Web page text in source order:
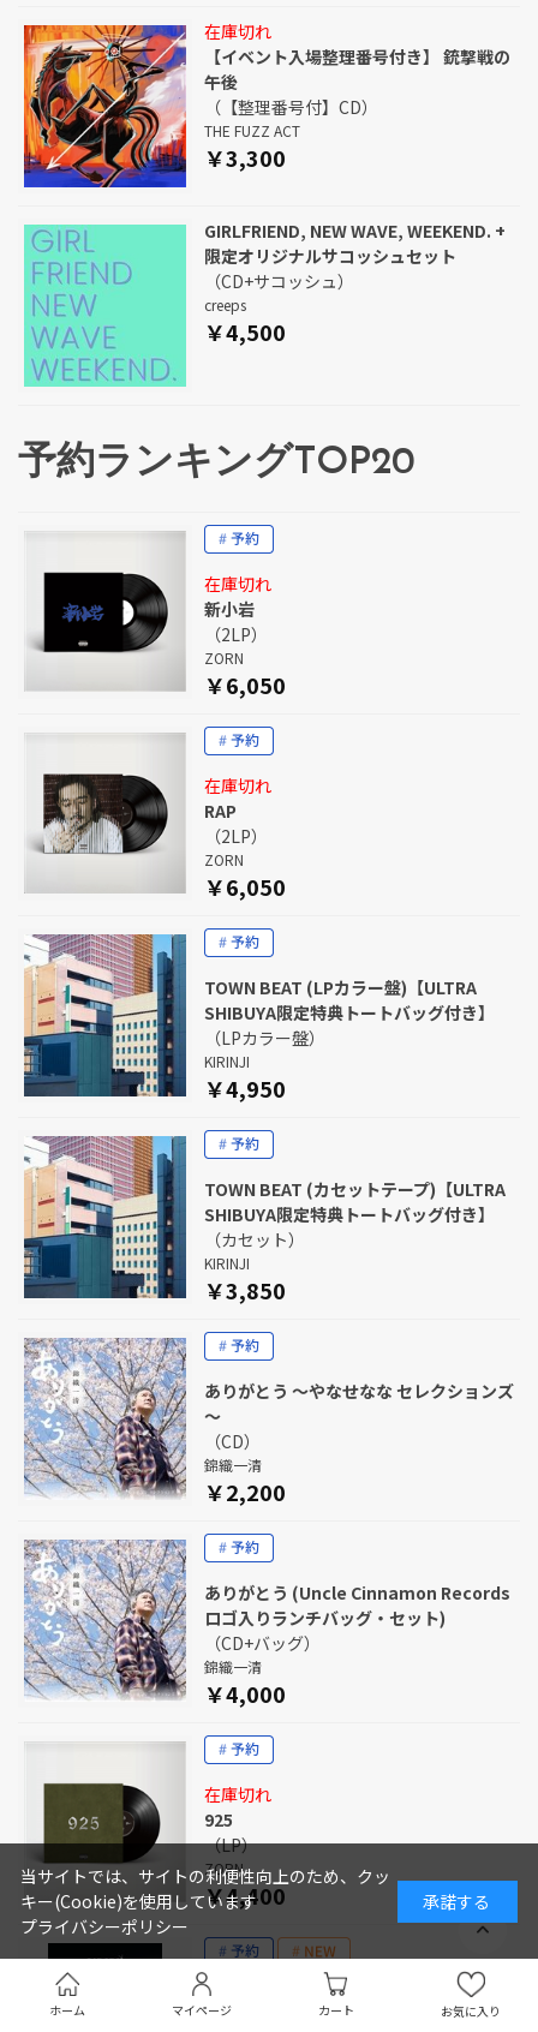
ホーム マイページ カート お気に入り
在庫切れ
【イベント入場整理番号付き】 銃撃戦の
午後
（【整理番号付】CD）
THE FUZZ ACT
￥3,300
GIRLFRIEND, NEW WAVE, WEEKEND. +
限定オリジナルサコッシュセット
（CD+サコッシュ）
creeps
￥4,500
予約ランキングTOP20
在庫切れ
新小岩
（2LP）
ZORN
￥6,050
在庫切れ
RAP
（2LP）
ZORN
￥6,050
TOWN BEAT (LPカラー盤)【ULTRA
SHIBUYA限定特典トートバッグ付き】
（LPカラー盤）
KIRINJI
￥4,950
TOWN BEAT (カセットテープ)【ULTRA
SHIBUYA限定特典トートバッグ付き】
（カセット）
KIRINJI
￥3,850
ありがとう ～やなせなな セレクションズ
～
（CD）
錦織一清
￥2,200
ありがとう (Uncle Cinnamon Records
ロゴ入りランチバッグ・セット)
（CD+バッグ）
錦織一清
￥4,000
在庫切れ
925
（LP）
ZORN
￥4,400
一家団欒 at 横浜アリーナ
（2DVD）
当サイトでは、サイトの利便性向上のため、クッ
キー(Cookie)を使用しています
プライバシーポリシー
承諾する